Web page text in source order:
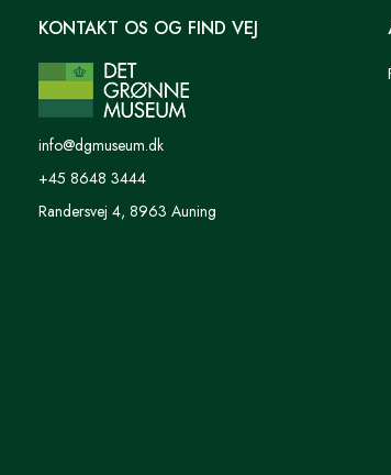
KONTAKT OS OG FIND VEJ
info@dgmuseum.dk
+45 8648 3444
Randersvej 4, 8963 Auning